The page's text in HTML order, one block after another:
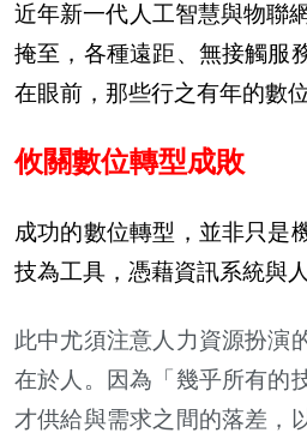
近年新一代人工智慧與物聯
掩至，各種遠距、無接觸服
在眼前，那些行之有年的數
攸關數位轉型成敗
成功的數位轉型，並非只是
技為工具，憑藉資訊系統與
此中尤須注意人力資源扮演
在於人。因為「幾乎所有的
才供給與需求之間的落差，